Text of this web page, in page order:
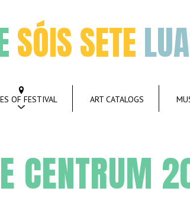
SÓIS SETE
OF FESTIVAL ART CATALOGS
CENTRUM